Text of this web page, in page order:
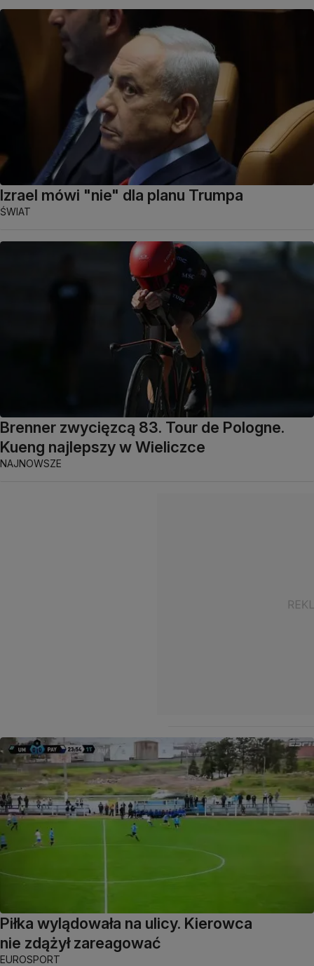
Izrael mówi "nie" dla planu Trumpa
ŚWIAT
Brenner zwycięzcą 83. Tour de Pologne.
Kueng najlepszy w Wieliczce
NAJNOWSZE
Piłka wylądowała na ulicy. Kierowca
nie zdążył zareagować
EUROSPORT